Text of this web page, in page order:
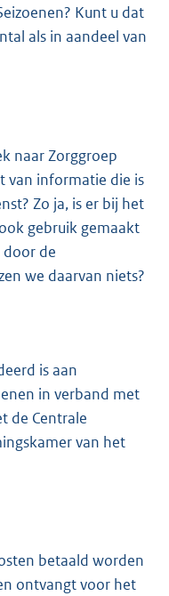
Kunt u dat
als in aandeel van
naar Zorggroep
van informatie die is
Zo ja, is er bij het
gebruik gemaakt
de
we daarvan niets?
is aan
in verband met
de Centrale
van het
betaald worden
ontvangt voor het